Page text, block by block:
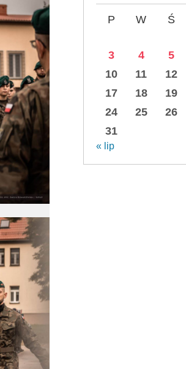
P W Ś
3
4 5
10
11 12
17
18 19
24
25 26
31
« lip